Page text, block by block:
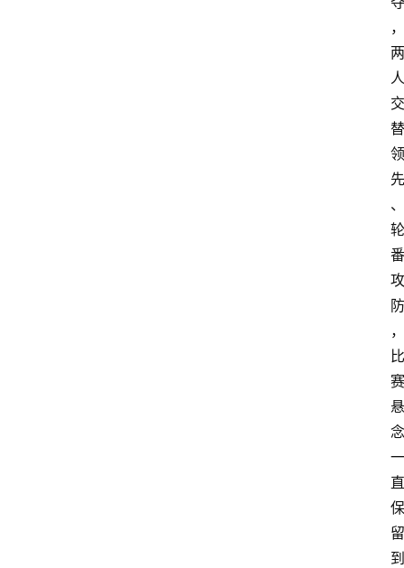
，
两
人
交
替
领
先
、
轮
番
攻
防
，
比
赛
悬
念
一
直
保
留
到